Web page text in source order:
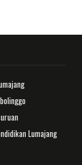
Lumajang